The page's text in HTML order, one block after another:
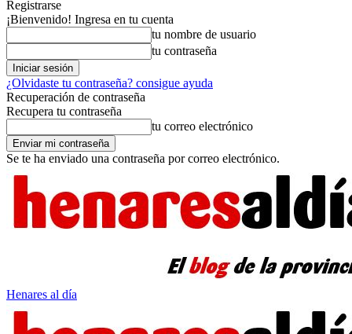
Registrarse
¡Bienvenido! Ingresa en tu cuenta
tu nombre de usuario
tu contraseña
¿Olvidaste tu contraseña? consigue ayuda
Recuperación de contraseña
Recupera tu contraseña
tu correo electrónico
Se te ha enviado una contraseña por correo electrónico.
Henares al día